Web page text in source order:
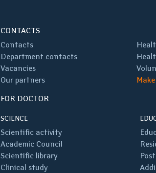
CONTACTS
Contacts
Department contacts
Vacancies
Our partners
FOR DOCTOR
SCIENCE
Scientific activity
Academic Council
Scientific library
Clinical study